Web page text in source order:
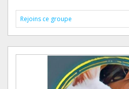
Rejoins ce groupe